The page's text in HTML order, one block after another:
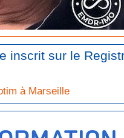
inscrit sur le
à Marseille